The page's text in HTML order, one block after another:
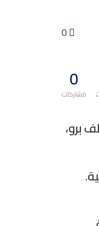
0
مشاركات
برو،